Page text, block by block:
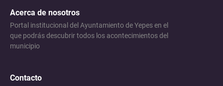
Acerca de nosotros
Portal institucional del Ayuntamiento de Yepes en el
que podrás descubrir todos los acontecimientos del
municipio
Contacto